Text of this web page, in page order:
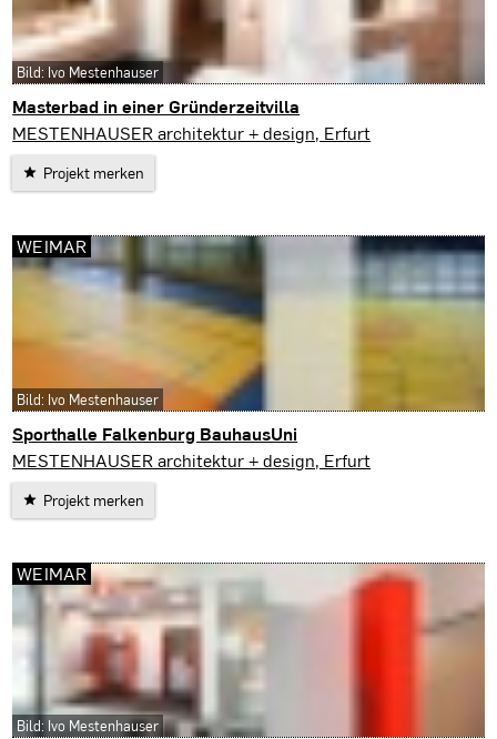
Masterbad in einer Gründerzeitvilla
Leipzig
MESTENHAUSER architektur + design, Erfurt
Projekt merken
Bild: Ivo Mestenhauser
Sporthalle Falkenburg BauhausUni
Weimar
MESTENHAUSER architektur + design, Erfurt
Projekt merken
WEIMAR
Bild: Ivo Mestenhauser
WEIMAR
Bild: Ivo Mestenhauser